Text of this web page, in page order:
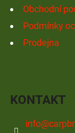
Obchodní
Podmínky
Prodejna
KONTAKT
info@